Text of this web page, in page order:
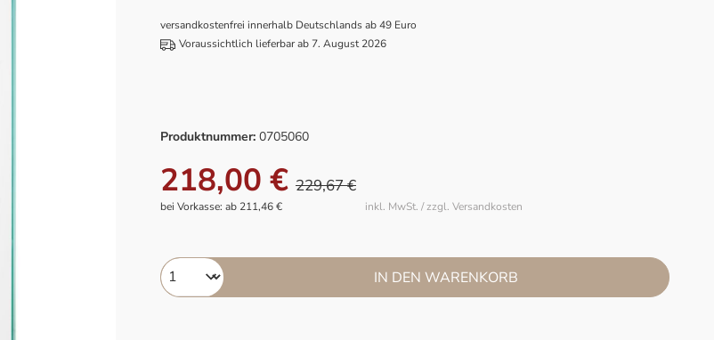
versandkostenfrei innerhalb Deutschlands ab 49 Euro
Voraussichtlich lieferbar ab 7. August 2026
Produktnummer: 0705060
218,00 € 229,67 €
inkl. MwSt. / zzgl. Versandkosten
bei Vorkasse: ab 211,46 €
IN DEN WARENKORB